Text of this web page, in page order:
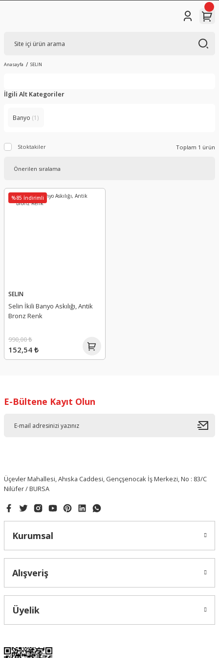
Anasayfa SELIN
İlgili Alt Kategoriler
Banyo (1)
Stoktakiler Toplam 1 ürün
%85 İndirimli
SELIN
Selin İkili Banyo Askılığı, Antik
Bronz Renk
152,54 ₺
990,00 ₺
E-Bültene Kayıt Olun
Üçevler Mahallesi, Ahıska Caddesi, Gençşenocak İş Merkezi, No : 83/C
Nilüfer / BURSA
Kurumsal
Alışveriş
Üyelik